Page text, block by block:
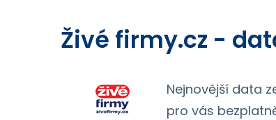
Živé firmy.cz -
Nejnovější data
pro vás